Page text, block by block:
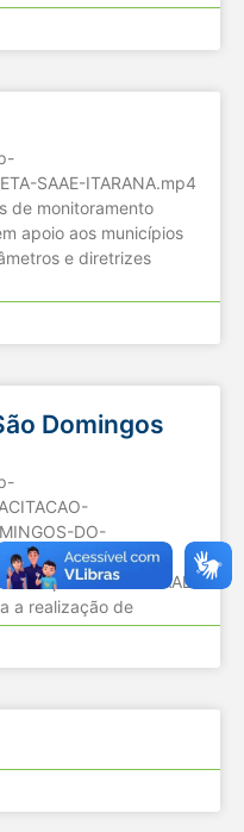
SAAE-ITARANA.mp4
de monitoramento
apoio aos municípios
e diretrizes
Domingos
DO-
Laboratório de
presente no SAAE
a realização de